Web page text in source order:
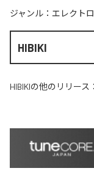
ジャンル： エレクト
HIBIKI
HIBIKIの他のリリース：